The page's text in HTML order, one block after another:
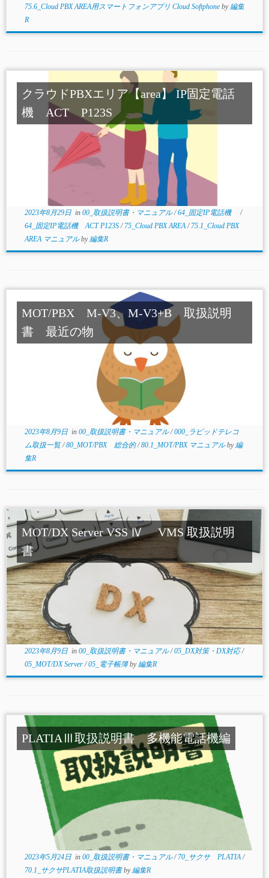
75.6_Cloud PBX AREA用スマートフォンアプリ Cloud Softphone by編集
R
クラウドPBXエリア【area】 IP固定電話
機 ACT P123S
2023年8月29日in 00_取扱説明書・マニュアル/64_固定IP電話機/
64_固定IP電話機 ACT P123S/ 75_Cloud PBX AREA/ 75.1_Cloud PBX
AREA マニュアルby編集R
MOT/PBX M-V3、M-V3+B 取扱説明
書 最近の物
2023年8月9日in 00_取扱説明書・マニュアル/000_ラピッドテレコ
ム取扱一覧/80_MOT/PBX 総合的/80.1_MOT/PBX マニュアルby編
集R
MOT/DX Server VSS Ⅳ VMS 取扱説明
書
2023年8月9日in 00_取扱説明書・マニュアル/05_DX対策・DX対応/
05_MOT/DX Server/05_電子帳簿by編集R
PLATIAⅢ取扱説明書 多機能電話機編
2023年5月24日in 00_取扱説明書・マニュアル/ 70_サクサ PLATIA/
70.1_サクサPLATIA取扱説明書by編集R